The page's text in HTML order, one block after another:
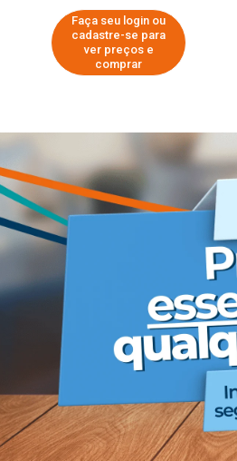
Faça seu login ou
cadastre-se para
ver preços e
comprar